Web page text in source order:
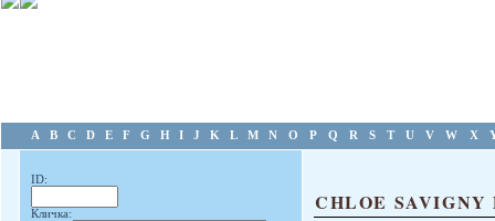
A B C D E F G H I J K L M N O P Q R S T U V W X
ID:
Кличка: CHLOE